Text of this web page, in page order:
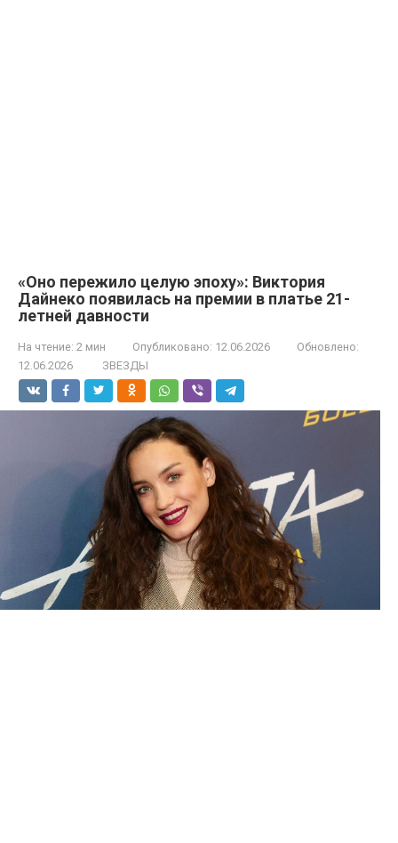
«Оно пережило целую эпоху»: Виктория
Дайнеко появилась на премии в платье 21-
летней давности
На чтение: 2 мин Опубликовано: 12.06.2026
Обновлено:
12.06.2026
ЗВЕЗДЫ